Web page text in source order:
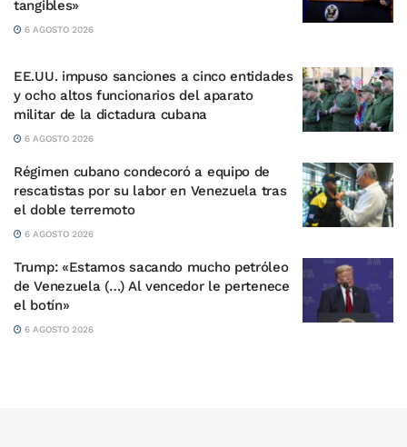
tangibles»
6 AGOSTO 2026
EE.UU. impuso sanciones a cinco entidades
y ocho altos funcionarios del aparato
militar de la dictadura cubana
6 AGOSTO 2026
Régimen cubano condecoró a equipo de
rescatistas por su labor en Venezuela tras
el doble terremoto
6 AGOSTO 2026
Trump: «Estamos sacando mucho petróleo
de Venezuela (…) Al vencedor le pertenece
el botín»
6 AGOSTO 2026